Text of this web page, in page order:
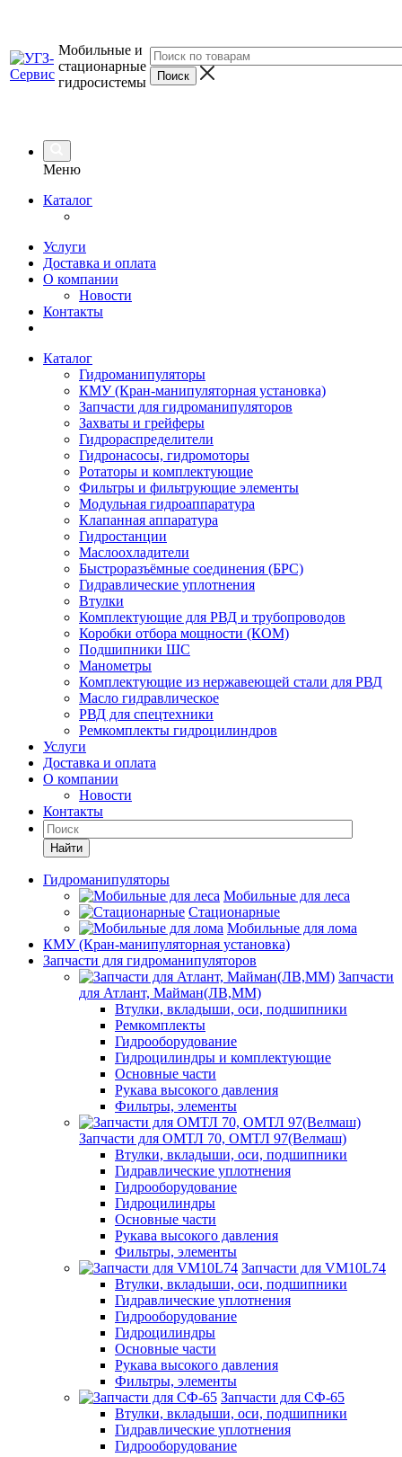
Мобильные и
стационарные
гидросистемы
Меню
Каталог
Услуги
Доставка и оплата
О компании
Новости
Контакты
Каталог
Гидроманипуляторы
КМУ (Кран-манипуляторная установка)
Запчасти для гидроманипуляторов
Захваты и грейферы
Гидрораспределители
Гидронасосы, гидромоторы
Ротаторы и комплектующие
Фильтры и фильтрующие элементы
Модульная гидроаппаратура
Клапанная аппаратура
Гидростанции
Маслоохладители
Быстроразъёмные соединения (БРС)
Гидравлические уплотнения
Втулки
Комплектующие для РВД и трубопроводов
Коробки отбора мощности (КОМ)
Подшипники ШС
Манометры
Комплектующие из нержавеющей стали для РВД
Масло гидравлическое
РВД для спецтехники
Ремкомплекты гидроцилиндров
Услуги
Доставка и оплата
О компании
Новости
Контакты
Найти
Гидроманипуляторы
Мобильные для леса
Стационарные
Мобильные для лома
КМУ (Кран-манипуляторная установка)
Запчасти для гидроманипуляторов
Запчасти
для Атлант, Майман(ЛВ,ММ)
Втулки, вкладыши, оси, подшипники
Ремкомплекты
Гидрооборудование
Гидроцилиндры и комплектующие
Основные части
Рукава высокого давления
Фильтры, элементы
Запчасти для ОМТЛ 70, ОМТЛ 97(Велмаш)
Втулки, вкладыши, оси, подшипники
Гидравлические уплотнения
Гидрооборудование
Гидроцилиндры
Основные части
Рукава высокого давления
Фильтры, элементы
Запчасти для VM10L74
Втулки, вкладыши, оси, подшипники
Гидравлические уплотнения
Гидрооборудование
Гидроцилиндры
Основные части
Рукава высокого давления
Фильтры, элементы
Запчасти для СФ-65
Втулки, вкладыши, оси, подшипники
Гидравлические уплотнения
Гидрооборудование